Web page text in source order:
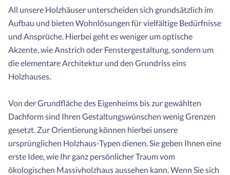
All unsere Holzhäuser unterscheiden sich grundsätzlich im
Aufbau und bieten Wohnlösungen für vielfältige Bedürfnisse
und Ansprüche. Hierbei geht es weniger um optische
Akzente, wie Anstrich oder Fenstergestaltung, sondern um
die elementare Architektur und den Grundriss eins
Holzhauses.
Von der Grundfläche des Eigenheims bis zur gewählten
Dachform sind Ihren Gestaltungswünschen wenig Grenzen
gesetzt. Zur Orientierung können hierbei unsere
ursprünglichen Holzhaus-Typen dienen. Sie geben Ihnen eine
erste Idee, wie Ihr ganz persönlicher Traum vom
ökologischen Massivholzhaus aussehen kann. Wenn Sie sich